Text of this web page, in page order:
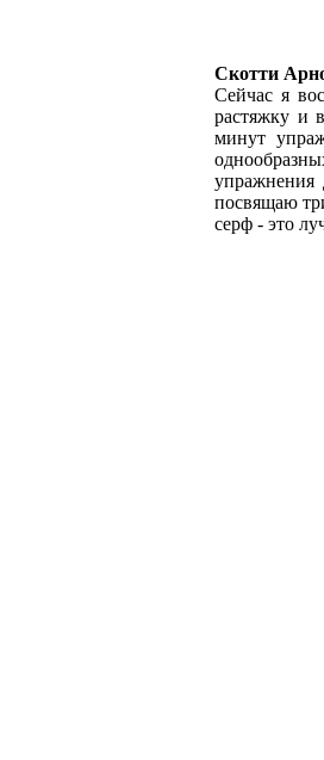
Скотти
Сейчас я
растяжку и
минут
посвящаю
серф - это